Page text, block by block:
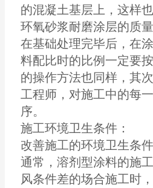
的混凝土基层上，这样
环氧砂浆耐磨涂层的质量
在基础处理完毕后，在
料配比时的比例一定要
的操作方法也同样，其
工程师，对施工中的每
序。
施工环境卫生条件：
改善施工的环境卫生条
通常，溶剂型涂料的施
风条件差的场合施工时